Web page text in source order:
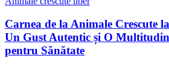
Carnea de la Animale Crescute
Un Gust Autentic și O
pentru Sănătate